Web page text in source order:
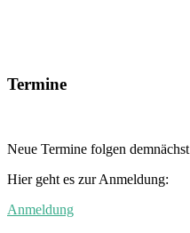
Termine
Neue Termine folgen demnächst
Hier geht es zur Anmeldung:
Anmeldung